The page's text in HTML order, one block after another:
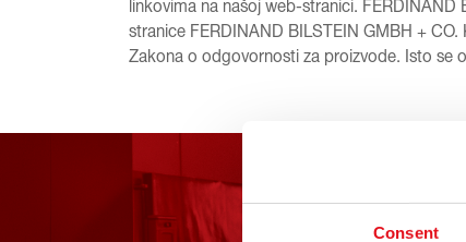
Consent
linkovima na našoj web-stranici.
stranice FERDINAND BILSTEIN GMBH +
Zakona o odgovornosti za proizvode. Isto se